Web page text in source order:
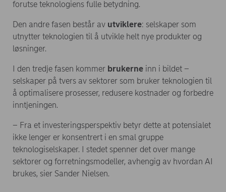
forutse teknologiens fulle betydning.
Den andre fasen består av utviklere: selskaper som
utnytter teknologien til å utvikle helt nye produkter og
løsninger.
I den tredje fasen kommer brukerne inn i bildet –
selskaper på tvers av sektorer som bruker teknologien til
å optimalisere prosesser, redusere kostnader og forbedre
inntjeningen.
– Fra et investeringsperspektiv betyr dette at potensialet
ikke lenger er konsentrert i en smal gruppe
teknologiselskaper. I stedet spenner det over mange
sektorer og forretningsmodeller, avhengig av hvordan AI
brukes, sier Sander Nielsen.